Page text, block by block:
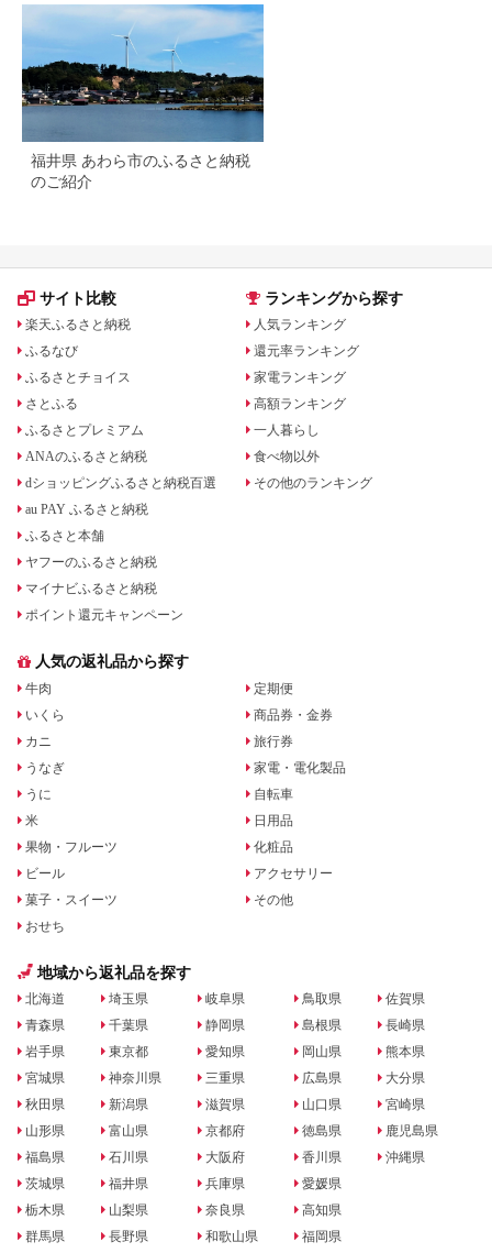
福井県 あわら市のふるさと納税
のご紹介
サイト比較
楽天ふるさと納税
ふるなび
ふるさとチョイス
さとふる
ふるさとプレミアム
ANAのふるさと納税
dショッピングふるさと納税百選
au PAY ふるさと納税
ふるさと本舗
ヤフーのふるさと納税
マイナビふるさと納税
ポイント還元キャンペーン
ランキングから探す
人気ランキング
還元率ランキング
家電ランキング
高額ランキング
一人暮らし
食べ物以外
その他のランキング
人気の返礼品から探す
牛肉
いくら
カニ
うなぎ
うに
米
果物・フルーツ
ビール
菓子・スイーツ
おせち
定期便
商品券・金券
旅行券
家電・電化製品
自転車
日用品
化粧品
アクセサリー
その他
地域から返礼品を探す
北海道
青森県
岩手県
宮城県
秋田県
山形県
福島県
茨城県
栃木県
群馬県
埼玉県
千葉県
東京都
神奈川県
新潟県
富山県
石川県
福井県
山梨県
長野県
岐阜県
静岡県
愛知県
三重県
滋賀県
京都府
大阪府
兵庫県
奈良県
和歌山県
鳥取県
島根県
岡山県
広島県
山口県
徳島県
香川県
愛媛県
高知県
福岡県
佐賀県
長崎県
熊本県
大分県
宮崎県
鹿児島県
沖縄県